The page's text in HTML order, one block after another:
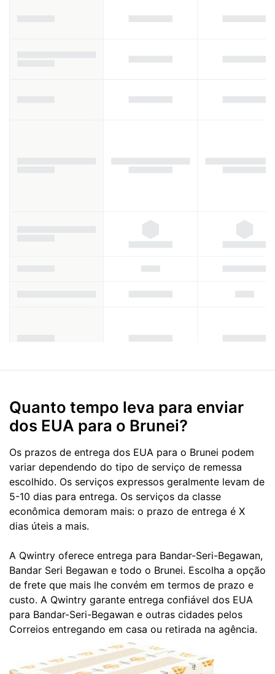
Quanto tempo leva para enviar
dos EUA para o Brunei?
Os prazos de entrega dos EUA para o Brunei podem
variar dependendo do tipo de serviço de remessa
escolhido. Os serviços expressos geralmente levam de
5-10 dias para entrega. Os serviços da classe
econômica demoram mais: o prazo de entrega é X
dias úteis a mais.
A Qwintry oferece entrega para Bandar-Seri-Begawan,
Bandar Seri Begawan e todo o Brunei. Escolha a opção
de frete que mais lhe convém em termos de prazo e
custo. A Qwintry garante entrega confiável dos EUA
para Bandar-Seri-Begawan e outras cidades pelos
Correios entregando em casa ou retirada na agência.